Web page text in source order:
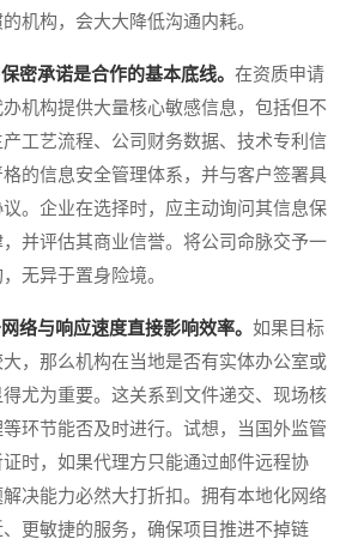
机构，会大大降低沟通内耗。
密承诺是合作的基本底线。 在资质申请
机构提供大量核心敏感信息，包括但不
工艺流程、公司财务数据、技术专利信
的信息安全管理体系，并与客户签署具
。企业在选择时，应主动询问其信息保
并评估其商业信誉。将公司命脉交予一
无异于置身险境。
络与响应速度直接影响效率。 如果目标
，那么机构在当地是否有实体办公室或
尤为重要。这关系到文件递交、现场核
环节能否及时进行。试想，当国外监管
时，如果代理方只能通过邮件远程协
决能力必然大打折扣。拥有本地化网络
更敏捷的服务，确保项目推进不掉链